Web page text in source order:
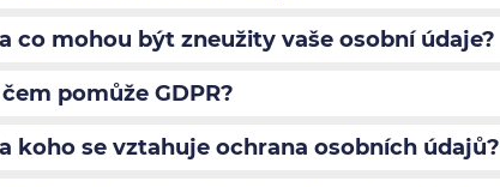
co mohou být zneužity vaše osobní údaje?
pomůže GDPR?
koho se vztahuje ochrana osobních údajů?